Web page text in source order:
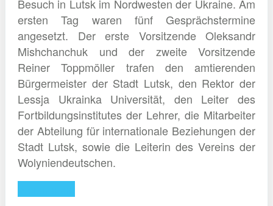
Besuch in Lutsk im Nordwesten der Ukraine. Am
ersten Tag waren fünf Gesprächstermine
angesetzt. Der erste Vorsitzende Oleksandr
Mishchanchuk und der zweite Vorsitzende
Reiner Toppmöller trafen den amtierenden
Bürgermeister der Stadt Lutsk, den Rektor der
Lessja Ukrainka Universität, den Leiter des
Fortbildungsinstitutes der Lehrer, die Mitarbeiter
der Abteilung für internationale Beziehungen der
Stadt Lutsk, sowie die Leiterin des Vereins der
Wolyniendeutschen.